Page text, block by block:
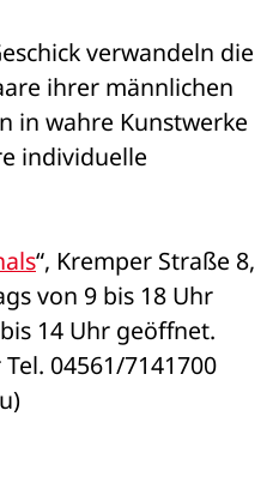
verwandeln die
ihrer männlichen
in wahre Kunstwerke
individuelle
“, Kremper Straße 8,
von 9 bis 18 Uhr
14 Uhr geöffnet.
04561/7141700